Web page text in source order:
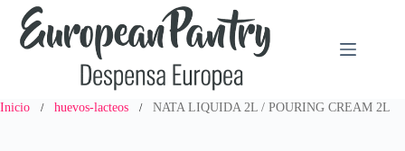
Saltar
contenido
Inicio / huevos-lacteos / NATA LIQUIDA 2L / POURING CREAM 2L